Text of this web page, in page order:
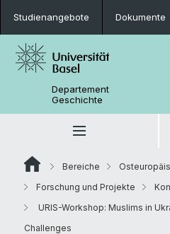
Studienangebote Dokumente
Departement
Geschichte
Bereiche
Forschung und Projekte
URIS-Workshop: Muslims in
Challenges